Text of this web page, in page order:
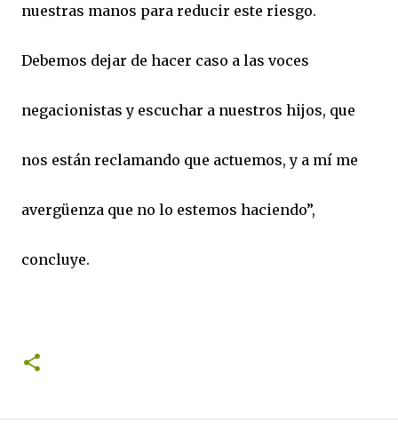
nuestras manos para reducir este riesgo.
Debemos dejar de hacer caso a las voces
negacionistas y escuchar a nuestros hijos, que
nos están reclamando que actuemos, y a mí me
avergüenza que no lo estemos haciendo”,
concluye.